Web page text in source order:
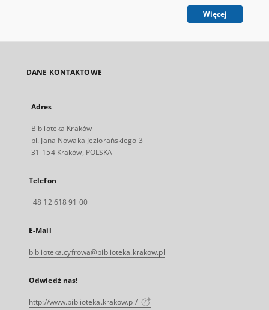
Więcej
DANE KONTAKTOWE
Adres
Biblioteka Kraków
pl. Jana Nowaka Jeziorańskiego 3
31-154 Kraków, POLSKA
Telefon
+48 12 618 91 00
E-Mail
biblioteka.cyfrowa@biblioteka.krakow.pl
Odwiedź nas!
http://www.biblioteka.krakow.pl/